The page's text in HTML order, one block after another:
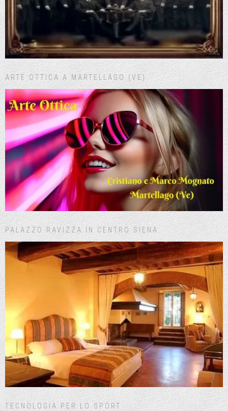
ARTE OTTICA A MARTELLAGO (VE)
PALAZZO RAVIZZA IN CENTRO SIENA
TECNOLOGIA PER LO SPORT